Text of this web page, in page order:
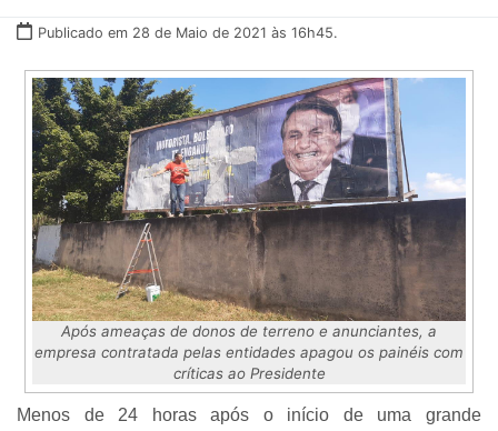
Publicado em 28 de Maio de 2021 às 16h45.
Após ameaças de donos de terreno e anunciantes, a
empresa contratada pelas entidades apagou os painéis com
críticas ao Presidente
Menos de 24 horas após o início de uma grande